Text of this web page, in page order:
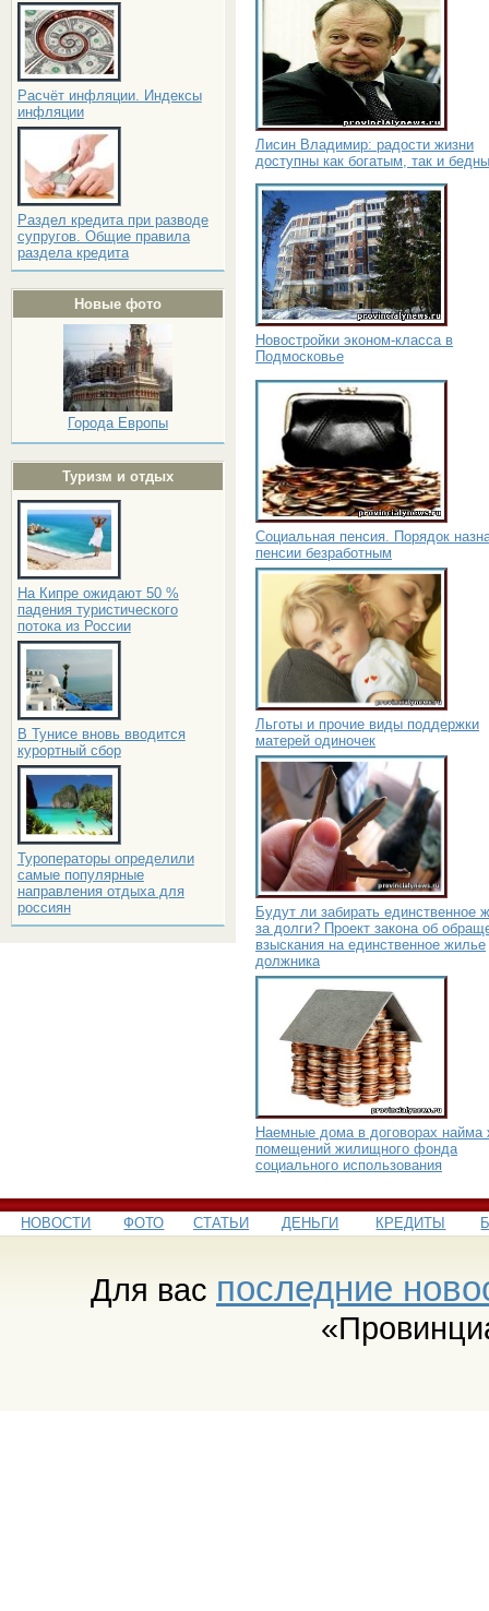
Расчёт инфляции. Индексы
инфляции
Раздел кредита при разводе
супругов. Общие правила
раздела кредита
Новые фото
Города Европы
Туризм и отдых
На Кипре ожидают 50 %
падения туристического
потока из России
В Тунисе вновь вводится
курортный сбор
Туроператоры определили
самые популярные
направления отдыха для
россиян
Лисин Владимир: радости жизни
доступны как богатым, так и
Новостройки эконом-класса в
Подмосковье
Социальная пенсия. Порядок
пенсии безработным
Льготы и прочие виды поддержки
матерей одиночек
Будут ли забирать единственное
за долги? Проект закона об
взыскания на единственное жилье
должника
Наемные дома в договорах найма
помещений жилищного фонда
социального использования
НОВОСТИ ФОТО СТАТЬИ ДЕНЬГИ КРЕДИТЫ
Для вас последние